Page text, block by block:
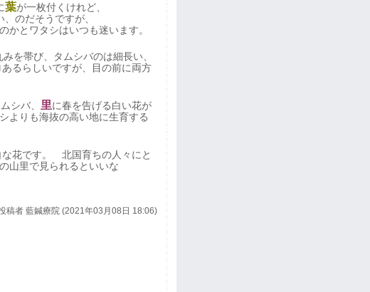
葉が一枚付くけれど、
のだそうですが、
かとワタシはいつも迷います。
みを帯び、タムシバのは細長い、
るらしいですが、目の前に両方
シバ、 里に春を告げる白い花が
よりも海抜の高い地に生育する
花です。 北国育ちの人々にと
山里で見られるといいな
稿者 藍鍼療院 (2021年03月08日 18:06)